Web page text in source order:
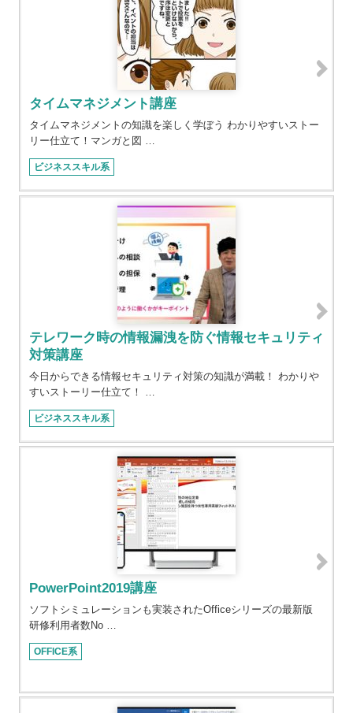
タイムマネジメント講座
タイムマネジメントの知識を楽しく学ぼう わかりやすいストー
リー仕立て！マンガと図 …
ビジネススキル系
テレワーク時の情報漏洩を防ぐ情報セキュリティ
対策講座
今日からできる情報セキュリティ対策の知識が満載！ わかりや
すいストーリー仕立て！ …
ビジネススキル系
PowerPoint2019講座
ソフトシミュレーションも実装されたOfficeシリーズの最新版
研修利用者数No …
OFFICE系